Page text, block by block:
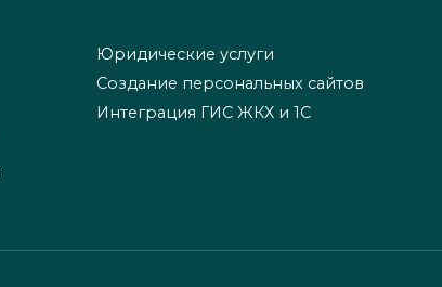
Юридические услуги
Создание персональных сайтов
Интеграция ГИС ЖКХ и 1С